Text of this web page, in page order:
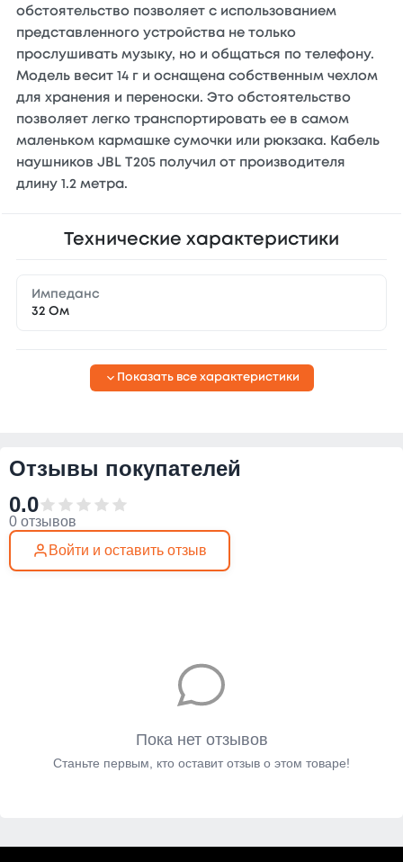
обстоятельство позволяет с использованием
представленного устройства не только
прослушивать музыку, но и общаться по телефону.
Модель весит 14 г и оснащена собственным чехлом
для хранения и переноски. Это обстоятельство
позволяет легко транспортировать ее в самом
маленьком кармашке сумочки или рюкзака. Кабель
наушников JBL T205 получил от производителя
длину 1.2 метра.
Технические характеристики
Импеданс
32 Ом
Показать все характеристики
Отзывы покупателей
0.0
0 отзывов
Войти и оставить отзыв
Пока нет отзывов
Станьте первым, кто оставит отзыв о этом товаре!